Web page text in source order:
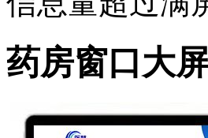
药房窗口大